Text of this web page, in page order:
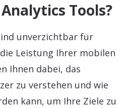
Tools?
unverzichtbar für
Leistung Ihrer mobilen
Ihnen dabei, das
zu verstehen und wie
kann, um Ihre Ziele zu